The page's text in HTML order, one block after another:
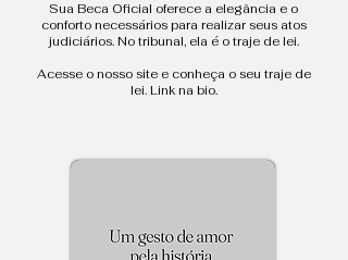
Sua Beca Oficial oferece a elegância e o
conforto necessários para realizar seus atos
judiciários. No tribunal, ela é o traje de lei.
Acesse o nosso site e conheça o seu traje de
lei. Link na bio.